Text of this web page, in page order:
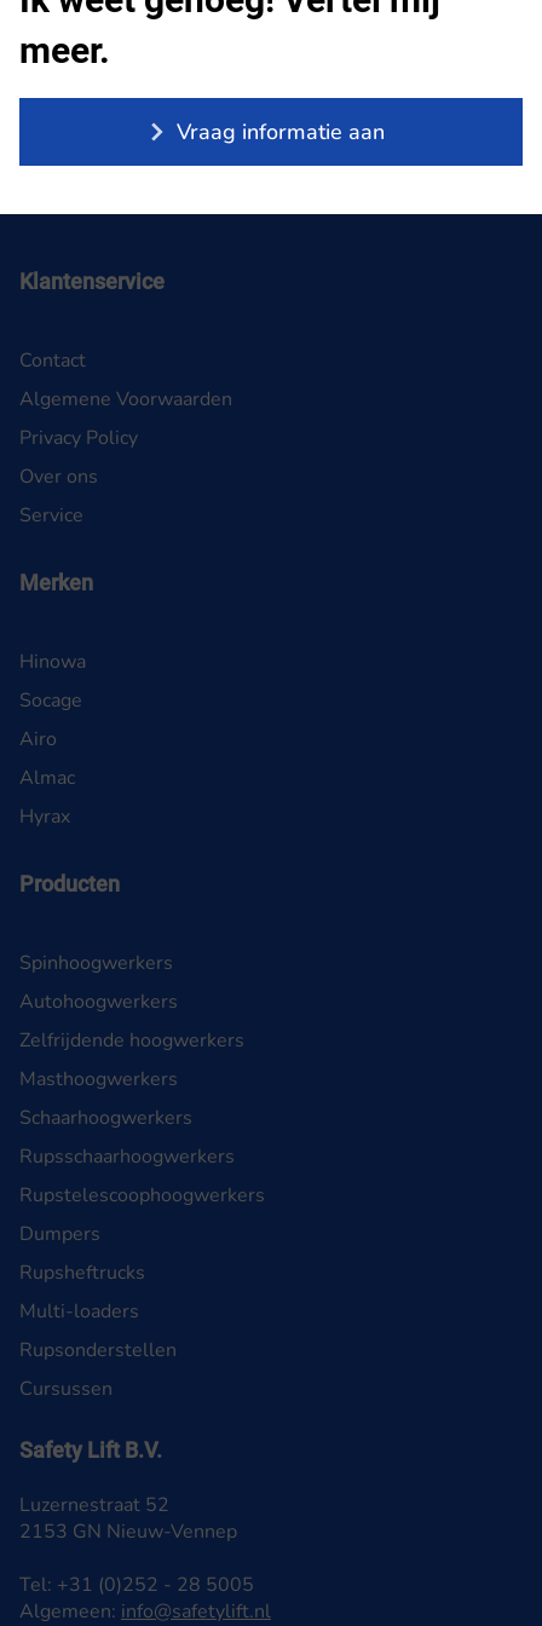
meer.
Vraag informatie aan
Safety Lift B.V.
Luzernestraat 52
2153 GN Nieuw-Vennep
Tel: +31 (0)252 - 28 5005
Algemeen: info@safetylift.nl
Klantenservice
Contact
Algemene Voorwaarden
Privacy Policy
Over ons
Service
Merken
Hinowa
Socage
Airo
Almac
Hyrax
Producten
Spinhoogwerkers
Autohoogwerkers
Zelfrijdende hoogwerkers
Masthoogwerkers
Schaarhoogwerkers
Rupsschaarhoogwerkers
Rupstelescoophoogwerkers
Dumpers
Rupsheftrucks
Multi-loaders
Rupsonderstellen
Cursussen